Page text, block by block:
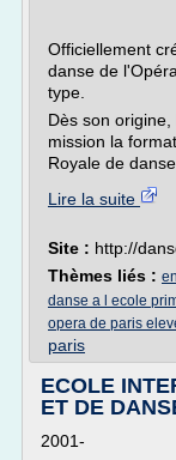
Officiellement
danse de
type.
Dès son
mission la
Royale de
Lire la suite
Site : http://
Thèmes liés :
danse a l ecole
opera de paris
paris
ECOLE
ET DE
2001-